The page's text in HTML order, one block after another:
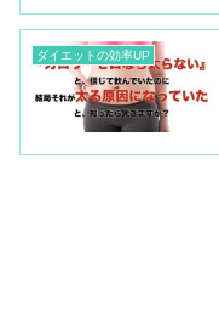
ダイエットの効率UP